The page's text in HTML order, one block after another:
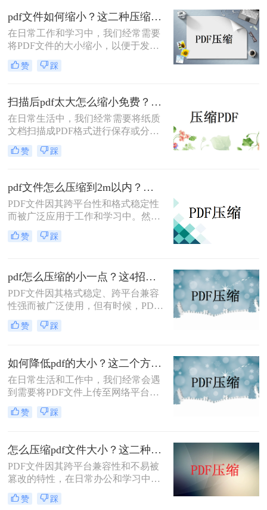
pdf文件如何缩小？这二种压缩方法很好用！
在日常工作和学习中，我们经常需要
将PDF文件的大小缩小，以便于发送
邮件、上传到云存储或满足特定平台
的要求。那么pdf文件如何缩小呢？本
文件大小，帮助您轻松应对这些需
求。
赞 踩
扫描后pdf太大怎么缩小免费？这3种缩方法一起来看看！
在日常生活中，我们经常需要将纸质
文档扫描成PDF格式进行保存或分
享。然而，扫描后的PDF文件有时会
因为包含高质量的图像或复杂的布局
怎么缩小免费呢？本文将介绍四种免
费且实用的方法，帮助你轻松缩小扫
描后的PDF文件。
赞 踩
pdf文件怎么压缩到2m以内？快来学习这3种压缩方法！
PDF文件因其跨平台性和格式稳定性
而被广泛应用于工作和学习中。然
而，有时候我们需要将PDF文件压缩
到较小的体积，以便于存储、传输或
缩至2M以内的方法。
赞 踩
pdf怎么压缩的小一点？这4招让你轻松压缩!
PDF文件因其格式稳定、跨平台兼容
性强而被广泛使用，但有时候，PDF
文件可能会因为包含大量图像、复杂
布局或高分辨率内容而显得过于庞
么压缩的小一点呢？本文将介绍四种
实用的PDF压缩方法，帮助您轻松将
PDF文件压缩至更小。
赞 踩
如何降低pdf的大小？这二个方法帮你搞定！
在日常生活和工作中，我们经常会遇
到需要将PDF文件上传至网络平台或
发送给他人的情况。然而，有时PDF
文件的大小可能超过平台或邮箱的限
降低pdf的大小呢？本文将介绍二种将
PDF文件缩小的方法，帮助您轻松解
决PDF文件过大的问题。
赞 踩
怎么压缩pdf文件大小？这二种压缩方式很好用！
PDF文件因其跨平台兼容性和不易被
篡改的特性，在日常办公和学习中得
到了广泛应用。然而，有时PDF文件
过大，会给传输和存储带来不便。那
赞 踩